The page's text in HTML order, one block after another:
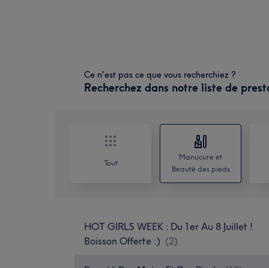
Ce n'est pas ce que vous recherchiez ?
Recherchez dans notre liste de
Tout
Manucure et
Beauté des pieds
HOT GIRLS WEEK : Du 1er Au 8 Juillet !
Boisson Offerte :) (2)